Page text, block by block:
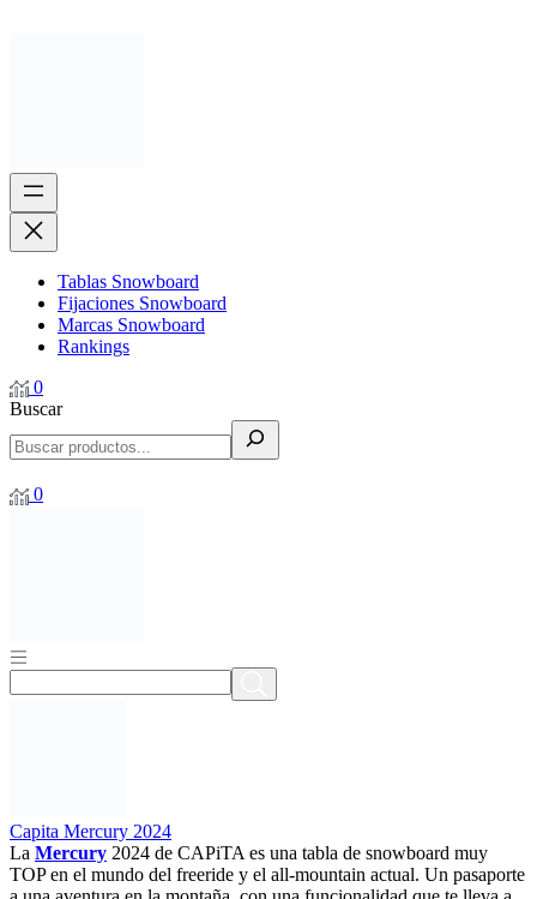
Tablas Snowboard
Fijaciones Snowboard
Marcas Snowboard
Rankings
0
Buscar
0
Capita Mercury 2024
La Mercury 2024 de CAPiTA es una tabla de snowboard muy
TOP en el mundo del freeride y el all-mountain actual. Un pasaporte